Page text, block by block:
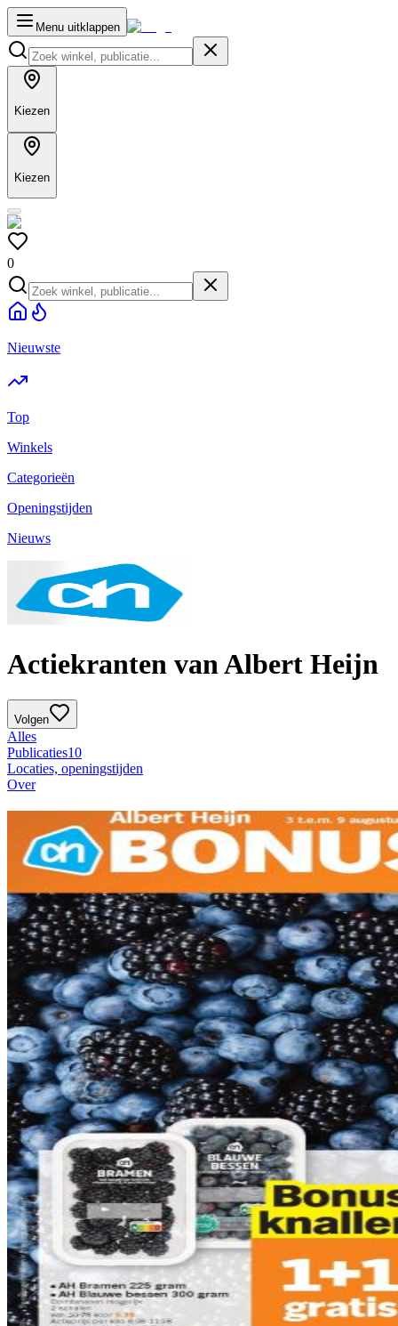
Menu uitklappen
Kiezen
Kiezen
0
Nieuwste
Top
Winkels
Categorieën
Openingstijden
Nieuws
Actiekranten van Albert Heijn
Volgen
Alles
Publicaties10
Locaties, openingstijden
Over